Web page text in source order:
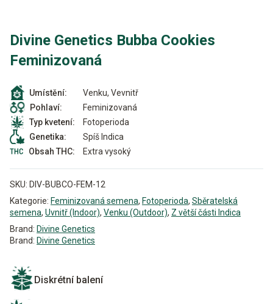
Divine Genetics Bubba Cookies
Feminizovaná
Umístění:
Venku, Vevnitř
Pohlaví:
Feminizovaná
Typ kvetení:
Fotoperioda
Genetika:
Spíš Indica
Obsah THC:
Extra vysoký
SKU: DIV-BUBCO-FEM-12
Kategorie: Feminizovaná semena, Fotoperioda, Sběratelská
semena, Uvnitř (Indoor), Venku (Outdoor), Z větší části Indica
Brand: Divine Genetics
Brand: Divine Genetics
Diskrétní balení